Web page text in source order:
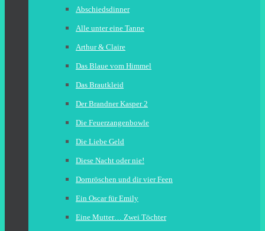
Abschiedsdinner
Alle unter eine Tanne
Arthur & Claire
Das Blaue vom Himmel
Das Brautkleid
Der Brandner Kasper 2
Die Feuerzangenbowle
Die Liebe Geld
Diese Nacht oder nie!
Dornröschen und dir vier Feen
Ein Oscar für Emily
Eine Mutter… Zwei Töchter